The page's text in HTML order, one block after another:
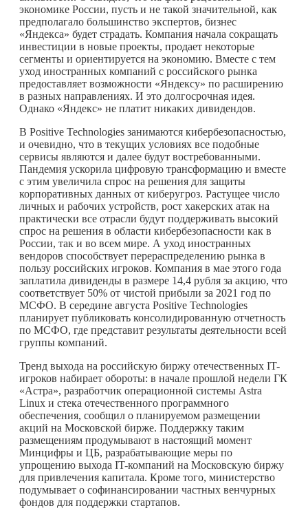
экономике России, пусть и не такой значительной, как
предполагало большинство экспертов, бизнес
«Яндекса» будет страдать. Компания начала сокращать
инвестиции в новые проекты, продает некоторые
сегменты и ориентируется на экономию. Вместе с тем
уход иностранных компаний с российского рынка
предоставляет возможности «Яндексу» по расширению
в разных направлениях. И это долгосрочная идея.
Однако «Яндекс» не платит никаких дивидендов.
В Positive Technologies занимаются кибербезопасностью,
и очевидно, что в текущих условиях все подобные
сервисы являются и далее будут востребованными.
Пандемия ускорила цифровую трансформацию и вместе
с этим увеличила спрос на решения для защиты
корпоративных данных от киберугроз. Растущее число
личных и рабочих устройств, рост хакерских атак на
практически все отрасли будут поддерживать высокий
спрос на решения в области кибербезопасности как в
России, так и во всем мире. А уход иностранных
вендоров способствует перераспределению рынка в
пользу российских игроков. Компания в мае этого года
заплатила дивиденды в размере 14,4 рубля за акцию, что
соответствует 50% от чистой прибыли за 2021 год по
МСФО. В середине августа Positive Technologies
планирует публиковать консолидированную отчетность
по МСФО, где представит результаты деятельности всей
группы компаний.
Тренд выхода на российскую биржу отечественных IT-
игроков набирает обороты: в начале прошлой недели ГК
«Астра», разработчик операционной системы Astra
Linux и стека отечественного программного
обеспечения, сообщил о планируемом размещении
акций на Московской бирже. Поддержку таким
размещениям продумывают в настоящий момент
Минцифры и ЦБ, разрабатывающие меры по
упрощению выхода IT-компаний на Московскую биржу
для привлечения капитала. Кроме того, министерство
подумывает о софинансировании частных венчурных
фондов для поддержки стартапов.